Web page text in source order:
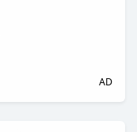
AD